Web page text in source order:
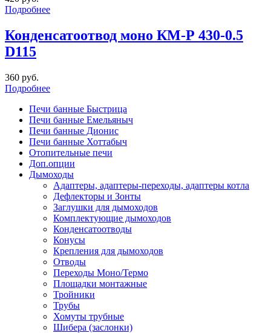
Подробнее
Конденсатоотвод моно КМ-Р 430-0.5
D115
360 руб.
Подробнее
Печи банные Быстрица
Печи банные Емельяныч
Печи банные Дионис
Печи банные Хоттабыч
Отопительные печи
Доп.опции
Дымоходы
Адаптеры, адаптеры-переходы, адаптеры котла
Дефлекторы и Зонты
Заглушки для дымоходов
Комплектующие дымоходов
Конденсатоотводы
Конусы
Крепления для дымоходов
Отводы
Переходы Моно/Термо
Площадки монтажные
Тройники
Трубы
Хомуты трубные
Шибера (заслонки)